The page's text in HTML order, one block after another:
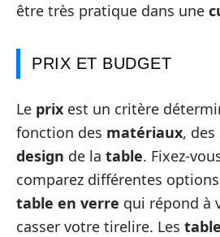
être très pratique dans une
PRIX ET BUDGET
Le prix est un critère
fonction des matériaux,
design de la table. Fixez-
comparez différentes
table en verre qui répond à
casser votre tirelire. Les